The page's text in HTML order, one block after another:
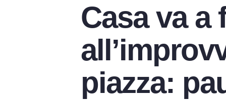
Casa va a
piazza: